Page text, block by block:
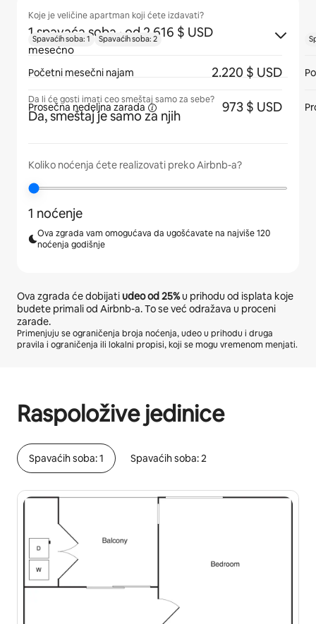
Koje je veličine apartman koji ćete izdavati?
1 spavaća soba · od 2.616 $ USD
mesečno
Da li će gosti imati ceo smeštaj samo za sebe?
Da, smeštaj je samo za njih
Koliko noćenja ćete realizovati preko Airbnb-a?
1 noćenje
Ova zgrada vam omogućava da ugošćavate na najviše 120
noćenja godišnje
Ova zgrada će dobijatiudeo od25%u prihodu od isplata koje
budete primali od Airbnb-a. To se već odražava u proceni
zarade.
Primenjuju se ograničenja broja noćenja, udeo u prihodu i druga
pravila i ograničenja ili lokalni propisi, koji se mogu vremenom menjati.
Raspoložive jedinice
Spavaćih soba: 1 Spavaćih soba: 2
Spavaćih soba: 1 Spavaćih soba: 2
Početni mesečni najam 2.220 $ USD
Prosečna nedeljna zarada 973 $ USD